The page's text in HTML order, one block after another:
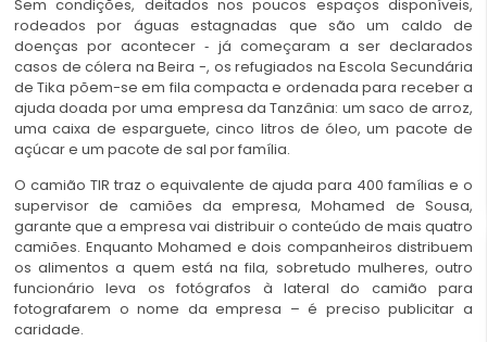
Sem condições, deitados nos poucos espaços disponíveis,
rodeados por águas estagnadas que são um caldo de
doenças por acontecer ‑ já começaram a ser declarados
casos de cólera na Beira -, os refugiados na Escola Secundária
de Tika põem-se em fila compacta e ordenada para receber a
ajuda doada por uma empresa da Tanzânia: um saco de arroz,
uma caixa de esparguete, cinco litros de óleo, um pacote de
açúcar e um pacote de sal por família.
O camião TIR traz o equivalente de ajuda para 400 famílias e o
supervisor de camiões da empresa, Mohamed de Sousa,
garante que a empresa vai distribuir o conteúdo de mais quatro
camiões. Enquanto Mohamed e dois companheiros distribuem
os alimentos a quem está na fila, sobretudo mulheres, outro
funcionário leva os fotógrafos à lateral do camião para
fotografarem o nome da empresa – é preciso publicitar a
caridade.